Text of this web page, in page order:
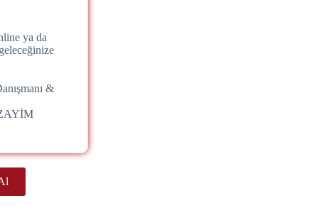
ya da
&